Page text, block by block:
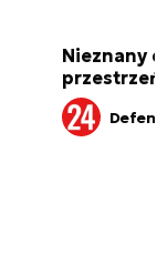
Nieznany